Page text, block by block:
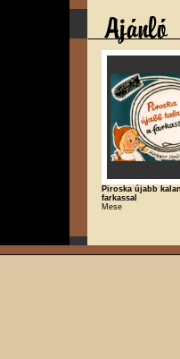
Piroska újabb
farkassal
Mese